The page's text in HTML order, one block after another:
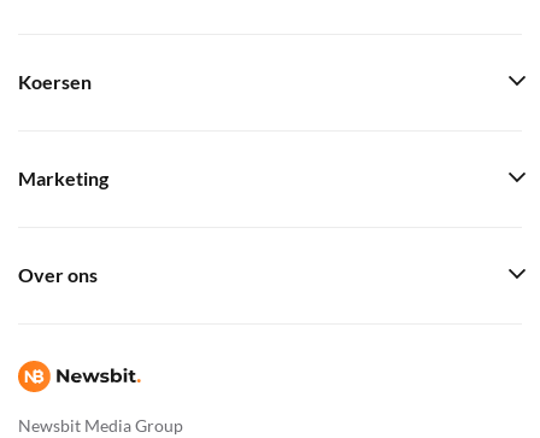
Newsbit Media Group
Koersen
Marketing
Over ons